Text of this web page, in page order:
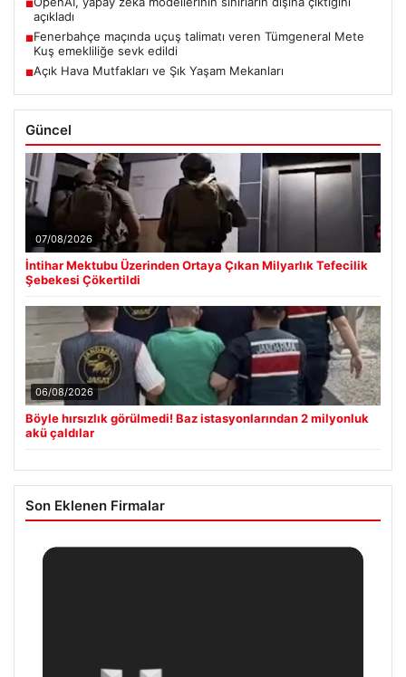
■
açıkladı
■Fenerbahçe maçında uçuş talimatı veren Tümgeneral Mete
Kuş emekliliğe sevk edildi
■Açık Hava Mutfakları ve Şık Yaşam Mekanları
Güncel
07/08/2026
İntihar Mektubu Üzerinden Ortaya Çıkan Milyarlık Tefecilik
Şebekesi Çökertildi
06/08/2026
Böyle hırsızlık görülmedi! Baz istasyonlarından 2 milyonluk
akü çaldılar
Son Eklenen Firmalar